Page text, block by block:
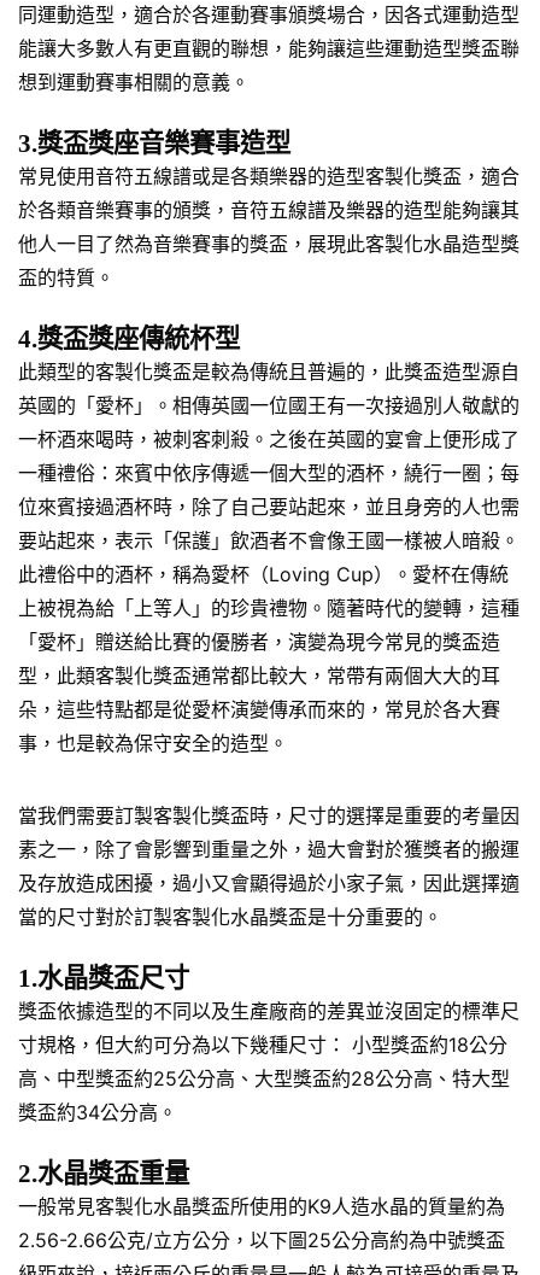
同運動造型，適合於各運動賽事頒獎場合，因各式運動造型
能讓大多數人有更直觀的聯想，能夠讓這些運動造型獎盃聯
想到運動賽事相關的意義。
3.獎盃獎座音樂賽事造型
常見使用音符五線譜或是各類樂器的造型客製化獎盃，適合
於各類音樂賽事的頒獎，音符五線譜及樂器的造型能夠讓其
他人一目了然為音樂賽事的獎盃，展現此客製化水晶造型獎
盃的特質。
4.獎盃獎座傳統杯型
此類型的客製化獎盃是較為傳統且普遍的，此獎盃造型源自
英國的「愛杯」。相傳英國一位國王有一次接過別人敬獻的
一杯酒來喝時，被刺客刺殺。之後在英國的宴會上便形成了
一種禮俗：來賓中依序傳遞一個大型的酒杯，繞行一圈；每
位來賓接過酒杯時，除了自己要站起來，並且身旁的人也需
要站起來，表示「保護」飲酒者不會像王國一樣被人暗殺。
此禮俗中的酒杯，稱為愛杯（Loving Cup）。愛杯在傳統
上被視為給「上等人」的珍貴禮物。隨著時代的變轉，這種
「愛杯」贈送給比賽的優勝者，演變為現今常見的獎盃造
型，此類客製化獎盃通常都比較大，常帶有兩個大大的耳
朵，這些特點都是從愛杯演變傳承而來的，常見於各大賽
事，也是較為保守安全的造型。
當我們需要訂製客製化獎盃時，尺寸的選擇是重要的考量因
素之一，除了會影響到重量之外，過大會對於獲獎者的搬運
及存放造成困擾，過小又會顯得過於小家子氣，因此選擇適
當的尺寸對於訂製客製化水晶獎盃是十分重要的。
1.水晶獎盃尺寸
獎盃依據造型的不同以及生產廠商的差異並沒固定的標準尺
寸規格，但大約可分為以下幾種尺寸： 小型獎盃約18公分
高、中型獎盃約25公分高、大型獎盃約28公分高、特大型
獎盃約34公分高。
2.水晶獎盃重量
一般常見客製化水晶獎盃所使用的K9人造水晶的質量約為
2.56-2.66公克/立方公分，以下圖25公分高約為中號獎盃